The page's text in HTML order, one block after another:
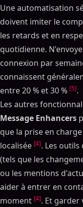
Une automatisation
doivent imiter le
les retards et en
quotidienne.
connexion par
connaissent
entre 20 % et 30 % [5].
Les autres
Message Enhancers
que la prise en
localisée [4]. Les outils
(tels que les
ou les mentions
aider à entrer en
moment [4]. Et garder